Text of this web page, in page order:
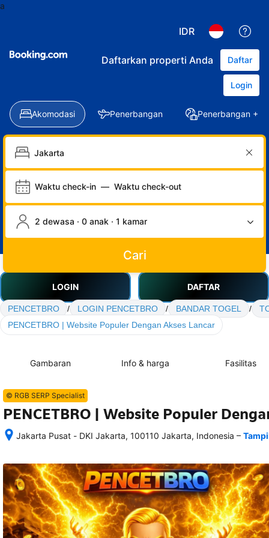
a
IDR
Daftarkan properti Anda Daftar
Login
Akomodasi Penerbangan Penerbangan +
Waktu check-in — Waktu check-out
2 dewasa · 0 anak · 1 kamar
Cari
LOGIN DAFTAR
PENCETBRO / LOGIN PENCETBRO / BANDAR TOGEL /
PENCETBRO | Website Populer Dengan Akses Lancar
Gambaran Info & harga Fasilitas
© RGB SERP Specialist
PENCETBRO | Website Populer
Jakarta Pusat - DKI Jakarta, 100110 Jakarta, Indonesia
semua
rincian
akomodasi
termasuk
nomor
telepon
–